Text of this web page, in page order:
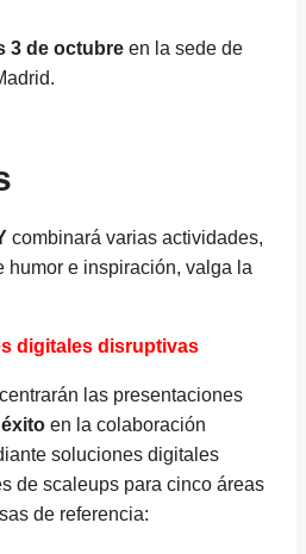
3 de octubre en la sede de
combinará varias actividades,
humor e inspiración, valga la
digitales disruptivas
las presentaciones
en la colaboración
soluciones digitales
de scaleups para cinco áreas
de referencia: